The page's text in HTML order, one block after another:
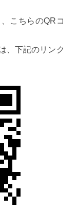
こちらのQRコ
、下記のリンク